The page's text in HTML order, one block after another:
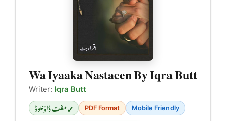
Wa Iyaaka Nastaeen By Iqra Butt
Writer: Iqra Butt
✓ مفت ڈاؤنلوڈ PDF Format Mobile Friendly